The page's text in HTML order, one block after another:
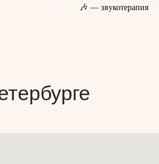
🎶 — звукотерапия